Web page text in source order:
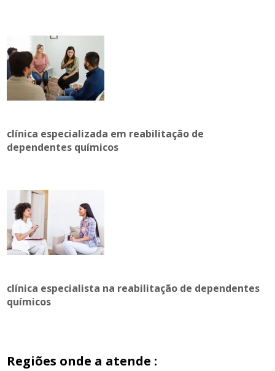
clínica especializada em reabilitação de
dependentes químicos
clínica especialista na reabilitação de dependentes
químicos
Regiões onde a atende :